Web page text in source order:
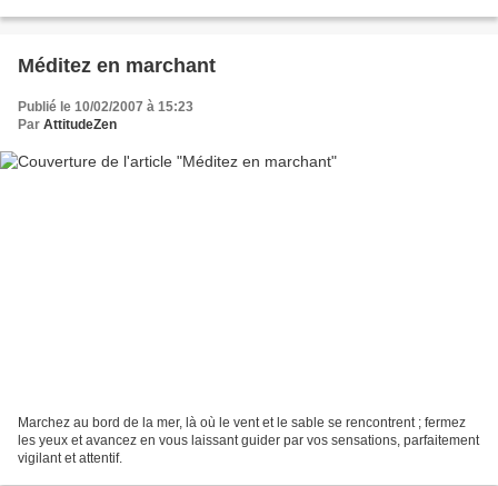
Méditez en marchant
Publié le 10/02/2007 à 15:23
Par AttitudeZen
Marchez au bord de la mer, là où le vent et le sable se rencontrent ; fermez
les yeux et avancez en vous laissant guider par vos sensations, parfaitement
vigilant et attentif.